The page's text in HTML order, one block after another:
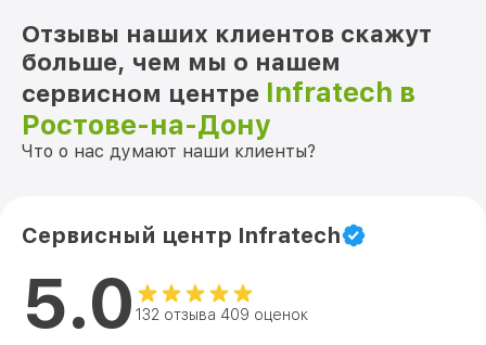
Отзывы наших клиентов скажут
больше, чем мы о нашем
сервисном центре Infratech в
Ростове-на-Дону
Что о нас думают наши клиенты?
Сервисный центр Infratech
5.0 132 отзыва 409 оценок